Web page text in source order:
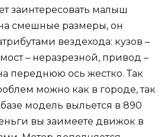
заинтересовать малыш
смешные размеры, он
вездехода: кузов –
– неразрезной, привод –
переднюю ось жестко. Так
можно как в городе, так
модель выльется в 890
вы заимеете движок в